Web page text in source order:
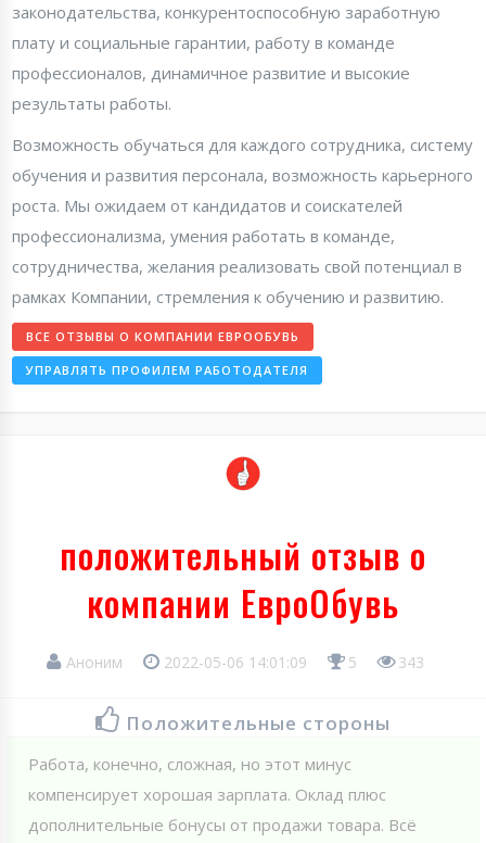
законодательства, конкурентоспособную заработную
плату и социальные гарантии, работу в команде
профессионалов, динамичное развитие и высокие
результаты работы.
Возможность обучаться для каждого сотрудника, систему
обучения и развития персонала, возможность карьерного
роста. Мы ожидаем от кандидатов и соискателей
профессионализма, умения работать в команде,
сотрудничества, желания реализовать свой потенциал в
рамках Компании, стремления к обучению и развитию.
ВСЕ ОТЗЫВЫ О КОМПАНИИ ЕВРООБУВЬ
УПРАВЛЯТЬ ПРОФИЛЕМ РАБОТОДАТЕЛЯ
положительный отзыв о
компании ЕвроОбувь
Аноним 2022-05-06 14:01:09 5 343
Положительные стороны
Работа, конечно, сложная, но этот минус
компенсирует хорошая зарплата. Оклад плюс
дополнительные бонусы от продажи товара. Всё